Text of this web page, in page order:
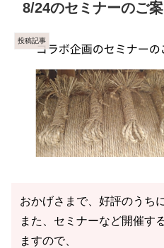
8/24のセミナーのご
投稿記事
おかげさまで、好評のうち
また、セミナーなど開催す
ますので、